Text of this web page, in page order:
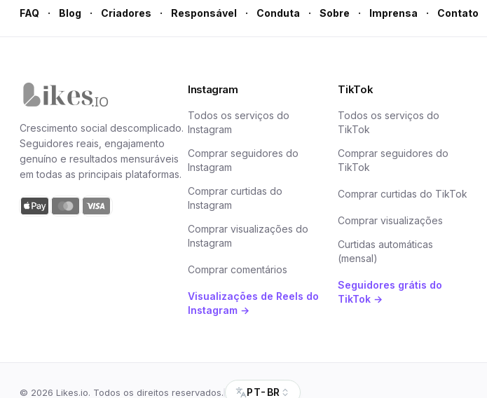
FAQ · Blog · Criadores · Responsável · Conduta · Sobre · Imprensa · Contato
Página inicial da Likes.io
Crescimento social descomplicado.
Seguidores reais, engajamento
genuíno e resultados mensuráveis
em todas as principais plataformas.
Instagram
Todos os serviços do
Instagram
Comprar seguidores do
Instagram
Comprar curtidas do
Instagram
Comprar visualizações do
Instagram
Comprar comentários
Visualizações de Reels do
Instagram →
TikTok
Todos os serviços do
TikTok
Comprar seguidores do
TikTok
Comprar curtidas do TikTok
Comprar visualizações
Curtidas automáticas
(mensal)
Seguidores grátis do
TikTok →
© 2026 Likes.io. Todos os direitos reservados. PT-BR